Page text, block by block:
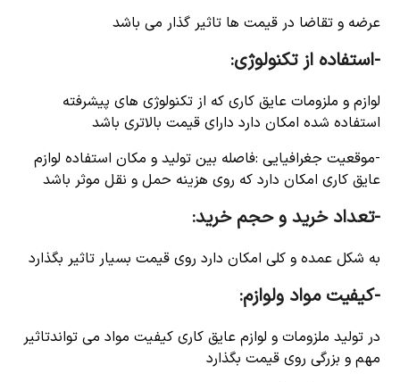
عرضه و تقاضا در قیمت ها تاثیر گذار می باشد
-استفاده از تکنولوژی:
لوازم و ملزومات عایق کاری که از تکنولوژی های پیشرفته
استفاده شده امکان دارد دارای قیمت بالاتری باشد
-موقعیت جغرافیایی :فاصله بین تولید و مکان استفاده لوازم
عایق کاری امکان دارد که روی هزینه حمل و نقل موثر باشد
-تعداد خرید و حجم خرید:
به شکل عمده و کلی امکان دارد روی قیمت بسیار تاثیر بگذارد
-کیفیت مواد ولوازم:
در تولید ملزومات و لوازم عایق کاری کیفیت مواد می تواندتاثیر
مهم و بزرگی روی قیمت بگذارد